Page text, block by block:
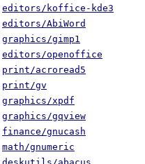
editors/koffice-kde3
editors/AbiWord
graphics/gimp1
editors/openoffice
print/acroread5
print/gv
graphics/xpdf
graphics/gqview
finance/gnucash
math/gnumeric